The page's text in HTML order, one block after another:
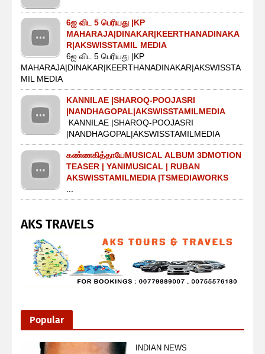
6ஐ விட 5 பெரியது |KP
MAHARAJA|DINAKAR|KEERTHANADINAKA
R|AKSWISSTAMIL MEDIA
6ஐ விட 5 பெரியது |KP
MAHARAJA|DINAKAR|KEERTHANADINAKAR|AKSWISSTA
MIL MEDIA
KANNILAE |SHAROQ-POOJASRI
|NANDHAGOPAL|AKSWISSTAMILMEDIA
KANNILAE |SHAROQ-POOJASRI
|NANDHAGOPAL|AKSWISSTAMILMEDIA
கண்ணகித்தாயேMUSICAL ALBUM 3DMOTION
TEASER | YANIMUSICAL | RUBAN
AKSWISSTAMILMEDIA |TSMEDIAWORKS
AKS TRAVELS
Popular
INDIAN NEWS